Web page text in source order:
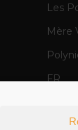
Les
Mère
FR